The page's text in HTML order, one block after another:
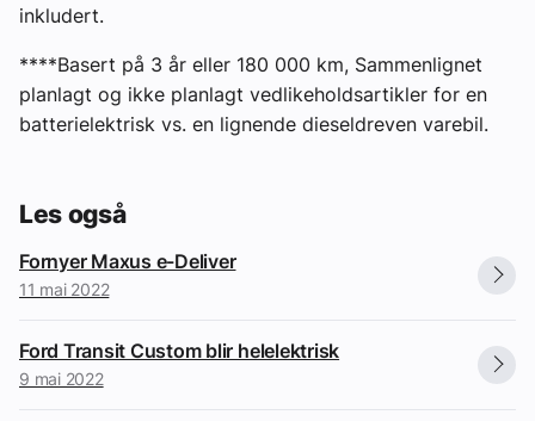
inkludert.
****Basert på 3 år eller 180 000 km, Sammenlignet
planlagt og ikke planlagt vedlikeholdsartikler for en
batterielektrisk vs. en lignende dieseldreven varebil.
Les også
Fornyer Maxus e-Deliver
11 mai 2022
Ford Transit Custom blir helelektrisk
9 mai 2022